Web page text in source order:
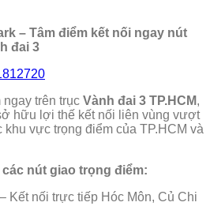
– Tâm điểm kết nối ngay nút
đai 3
trên trục Vành đai 3 TP.HCM,
hữu lợi thế kết nối liên vùng vượt
khu vực trọng điểm của TP.HCM và
nút giao trọng điểm:
– Kết nối trực tiếp Hóc Môn, Củ Chi